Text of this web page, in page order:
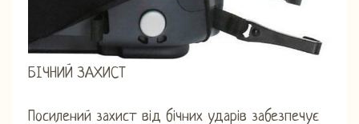
БІЧНИЙ ЗАХИСТ
Посилений захист від бічних ударів забезпечує